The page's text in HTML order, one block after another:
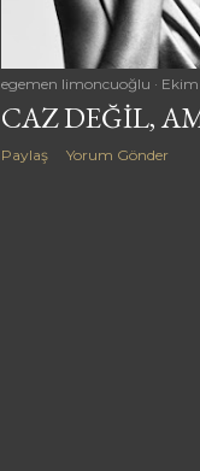
egemen limoncuoğlu Ekim
CAZ DEĞIL,
Paylaş Yorum Gönder